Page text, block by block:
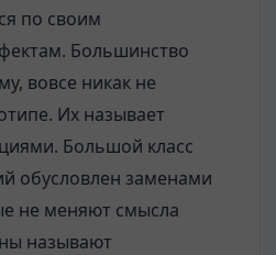
по своим
Большинство
вовсе никак не
Их называет
Большой класс
обусловлен заменами
не меняют смысла
называют